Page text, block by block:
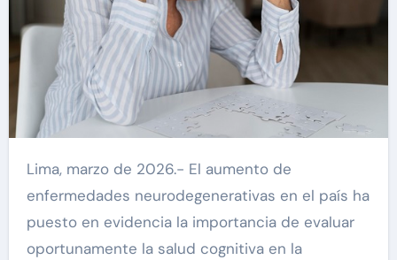
Lima, marzo de 2026.- El aumento de
enfermedades neurodegenerativas en el país ha
puesto en evidencia la importancia de evaluar
oportunamente la salud cognitiva en la